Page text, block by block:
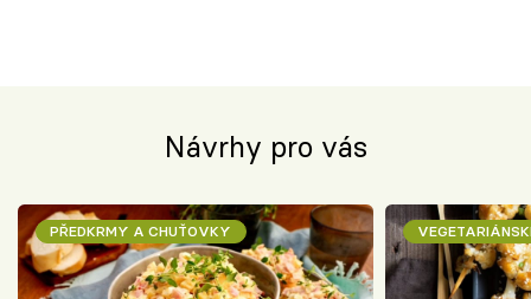
Návrhy pro vás
PŘEDKRMY A CHUŤOVKY